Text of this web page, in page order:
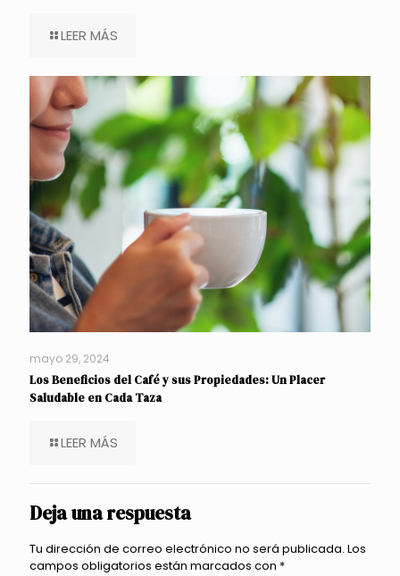
LEER MÁS
mayo 29, 2024
Los Beneficios del Café y sus Propiedades: Un Placer
Saludable en Cada Taza
LEER MÁS
Deja una respuesta
Tu dirección de correo electrónico no será publicada. Los
campos obligatorios están marcados con *